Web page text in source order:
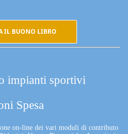
IL BUONO LIBRO
impianti sportivi
Spesa
on-line dei vari moduli di contributo